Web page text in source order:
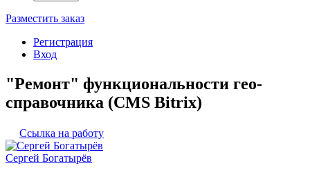
Разместить заказ
Регистрация
Вход
"Ремонт" функциональности гео-
справочника (CMS Bitrix)
Ссылка на работу
Сергей Богатырёв